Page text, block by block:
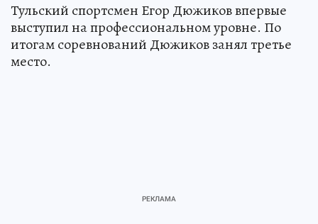
Тульский спортсмен Егор Дюжиков впервые
выступил на профессиональном уровне. По
итогам соревнований Дюжиков занял третье
место.